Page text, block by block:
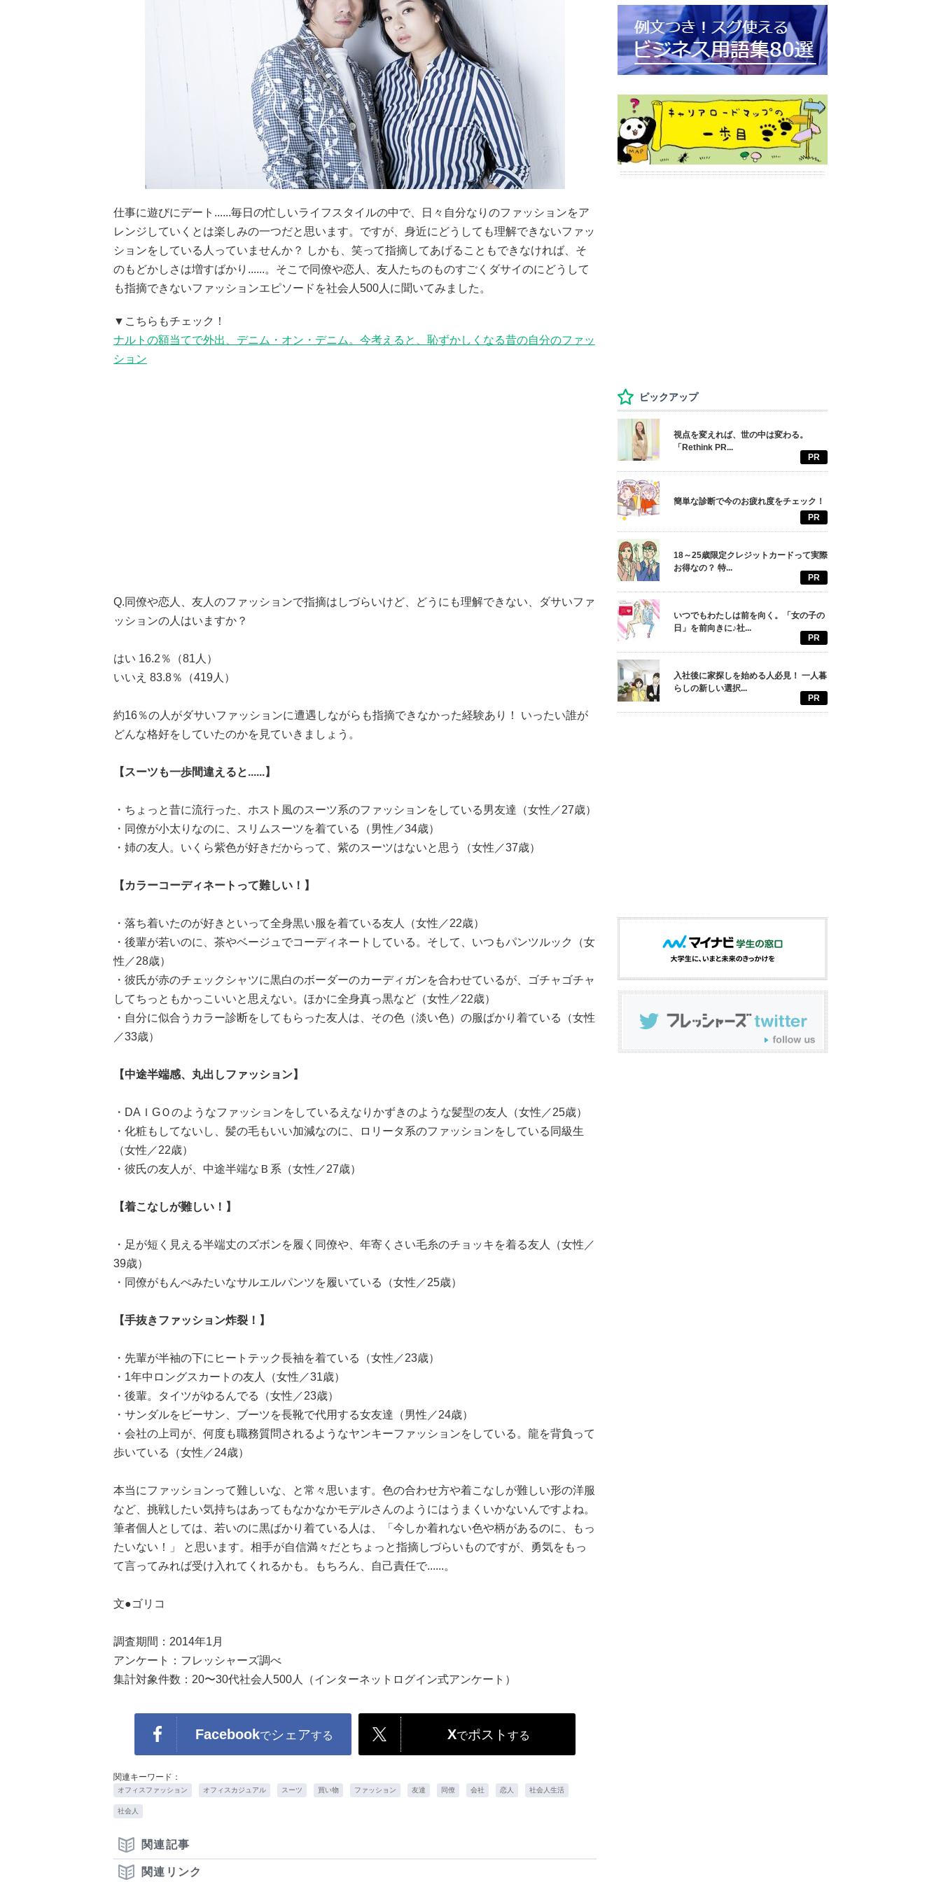
仕事に遊びにデート......毎日の忙しいライフスタイルの中で、日々自分なりのファッションをア
レンジしていくとは楽しみの一つだと思います。ですが、身近にどうしても理解できないファッ
ションをしている人っていませんか？ しかも、笑って指摘してあげることもできなければ、そ
のもどかしさは増すばかり......。そこで同僚や恋人、友人たちのものすごくダサイのにどうして
も指摘できないファッションエピソードを社会人500人に聞いてみました。
▼こちらもチェック！
ナルトの額当てで外出、デニム・オン・デニム。今考えると、恥ずかしくなる昔の自分のファッ
ション
Q.同僚や恋人、友人のファッションで指摘はしづらいけど、どうにも理解できない、ダサいファ
ッションの人はいますか？
はい 16.2％（81人）
いいえ 83.8％（419人）
約16％の人がダサいファッションに遭遇しながらも指摘できなかった経験あり！ いったい誰が
どんな格好をしていたのかを見ていきましょう。
【スーツも一歩間違えると......】
・ちょっと昔に流行った、ホスト風のスーツ系のファッションをしている男友達（女性／27歳）
・同僚が小太りなのに、スリムスーツを着ている（男性／34歳）
・姉の友人。いくら紫色が好きだからって、紫のスーツはないと思う（女性／37歳）
【カラーコーディネートって難しい！】
・落ち着いたのが好きといって全身黒い服を着ている友人（女性／22歳）
・後輩が若いのに、茶やベージュでコーディネートしている。そして、いつもパンツルック（女
性／28歳）
・彼氏が赤のチェックシャツに黒白のボーダーのカーディガンを合わせているが、ゴチャゴチャ
してちっともかっこいいと思えない。ほかに全身真っ黒など（女性／22歳）
・自分に似合うカラー診断をしてもらった友人は、その色（淡い色）の服ばかり着ている（女性
／33歳）
【中途半端感、丸出しファッション】
・DAＩGＯのようなファッションをしているえなりかずきのような髪型の友人（女性／25歳）
・化粧もしてないし、髪の毛もいい加減なのに、ロリータ系のファッションをしている同級生
（女性／22歳）
・彼氏の友人が、中途半端なＢ系（女性／27歳）
【着こなしが難しい！】
・足が短く見える半端丈のズボンを履く同僚や、年寄くさい毛糸のチョッキを着る友人（女性／
39歳）
・同僚がもんぺみたいなサルエルパンツを履いている（女性／25歳）
【手抜きファッション炸裂！】
・先輩が半袖の下にヒートテック長袖を着ている（女性／23歳）
・1年中ロングスカートの友人（女性／31歳）
・後輩。タイツがゆるんでる（女性／23歳）
・サンダルをビーサン、ブーツを長靴で代用する女友達（男性／24歳）
・会社の上司が、何度も職務質問されるようなヤンキーファッションをしている。龍を背負って
歩いている（女性／24歳）
本当にファッションって難しいな、と常々思います。色の合わせ方や着こなしが難しい形の洋服
など、挑戦したい気持ちはあってもなかなかモデルさんのようにはうまくいかないんですよね。
筆者個人としては、若いのに黒ばかり着ている人は、「今しか着れない色や柄があるのに、もっ
たいない！」 と思います。相手が自信満々だとちょっと指摘しづらいものですが、勇気をもっ
て言ってみれば受け入れてくれるかも。もちろん、自己責任で......。
文●ゴリコ
調査期間：2014年1月
アンケート：フレッシャーズ調べ
集計対象件数：20〜30代社会人500人（インターネットログイン式アンケート）
Facebookでシェアする Xでポスト する
関連キーワード：
オフィスファッション オフィスカジュアル スーツ 買い物 ファッション 友達 同僚 会社 恋人 社会人生活
社会人
関連記事
関連リンク
ピックアップ
視点を変えれば、世の中は変わる。
「Rethink PR...
PR
簡単な診断で今のお疲れ度をチェック！
PR
18～25歳限定クレジットカードって実際
お得なの？ 特...
PR
いつでもわたしは前を向く。「女の子の
日」を前向きに♪社...
PR
入社後に家探しを始める人必見！ 一人暮
らしの新しい選択...
PR